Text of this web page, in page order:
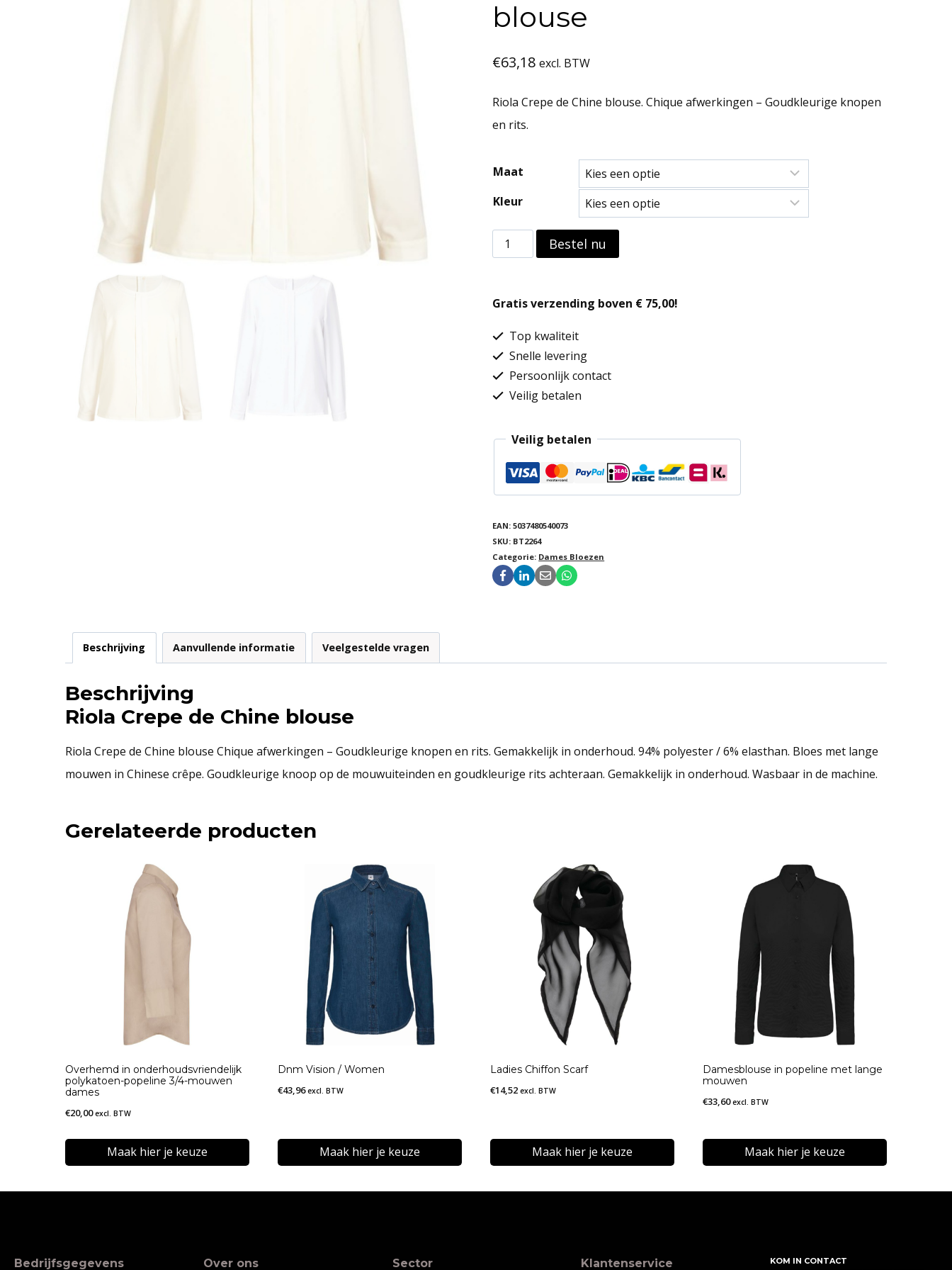
blouse
€63,18 excl. BTW
Riola Crepe de Chine blouse. Chique afwerkingen – Goudkleurige knopen
en rits.
Maat
Kleur
Riola
Crepe
Chine
blouse
aantal
Bestel nu
Gratis verzending boven € 75,00!
Top kwaliteit
Snelle levering
Persoonlijk contact
Veilig betalen
Veilig betalen
EAN:5037480540073
SKU: BT2264
Categorie: Dames Bloezen
Beschrijving Aanvullende informatie Veelgestelde vragen
Beschrijving
Riola Crepe de Chine blouse
Riola Crepe de Chine blouse Chique afwerkingen – Goudkleurige knopen en rits. Gemakkelijk in onderhoud. 94% polyester / 6% elasthan. Bloes met lange
mouwen in Chinese crêpe. Goudkleurige knoop op de mouwuiteinden en goudkleurige rits achteraan. Gemakkelijk in onderhoud. Wasbaar in de machine.
Gerelateerde producten
Overhemd in onderhoudsvriendelijk
polykatoen-popeline 3/4-mouwen
dames
€20,00 excl. BTW
Maak hier je keuze
Dnm Vision / Women
€43,96 excl. BTW
Maak hier je keuze
Ladies Chiffon Scarf
€14,52 excl. BTW
Maak hier je keuze
Damesblouse in popeline met lange
mouwen
€33,60 excl. BTW
Maak hier je keuze
Bedrijfsgegevens Over ons Sector Klantenservice KOM IN CONTACT